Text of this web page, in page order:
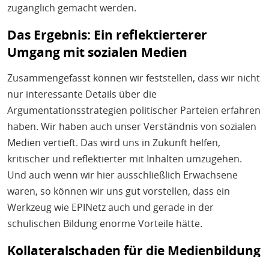
zugänglich gemacht werden.
Das Ergebnis: Ein reflektierterer
Umgang mit sozialen Medien
Zusammengefasst können wir feststellen, dass wir nicht
nur interessante Details über die
Argumentationsstrategien politischer Parteien erfahren
haben. Wir haben auch unser Verständnis von sozialen
Medien vertieft. Das wird uns in Zukunft helfen,
kritischer und reflektierter mit Inhalten umzugehen.
Und auch wenn wir hier ausschließlich Erwachsene
waren, so können wir uns gut vorstellen, dass ein
Werkzeug wie EPINetz auch und gerade in der
schulischen Bildung enorme Vorteile hätte.
Kollateralschaden für die Medienbildung